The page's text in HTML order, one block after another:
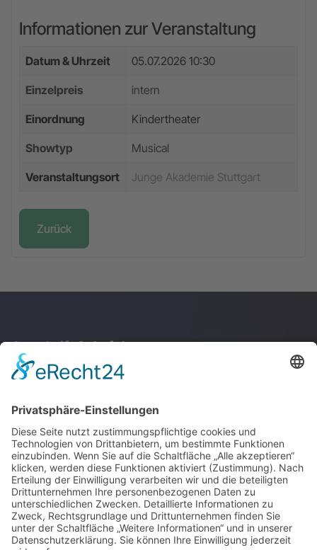
Informationen zur Veranstaltung
Datum & Uhrzeit 05.07.2026 10:30
Einzelpreis intern
Einordnung Kindertheater
Showtyp Musical
Veranstaltungsort Junge Akademie Stuttgart
Zurück
Anschrift & Anfahrt
Junge Akademie
Kupferstraße 36
70565 Stuttgart
Anfahrt
© 2026 Junge Akademie